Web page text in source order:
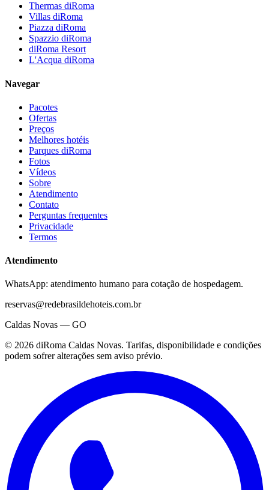
Thermas diRoma
Villas diRoma
Piazza diRoma
Spazzio diRoma
diRoma Resort
L'Acqua diRoma
Navegar
Pacotes
Ofertas
Preços
Melhores hotéis
Parques diRoma
Fotos
Vídeos
Sobre
Atendimento
Contato
Perguntas frequentes
Privacidade
Termos
Atendimento
WhatsApp: atendimento humano para cotação de hospedagem.
reservas@redebrasildehoteis.com.br
Caldas Novas — GO
© 2026 diRoma Caldas Novas. Tarifas, disponibilidade e condições
podem sofrer alterações sem aviso prévio.